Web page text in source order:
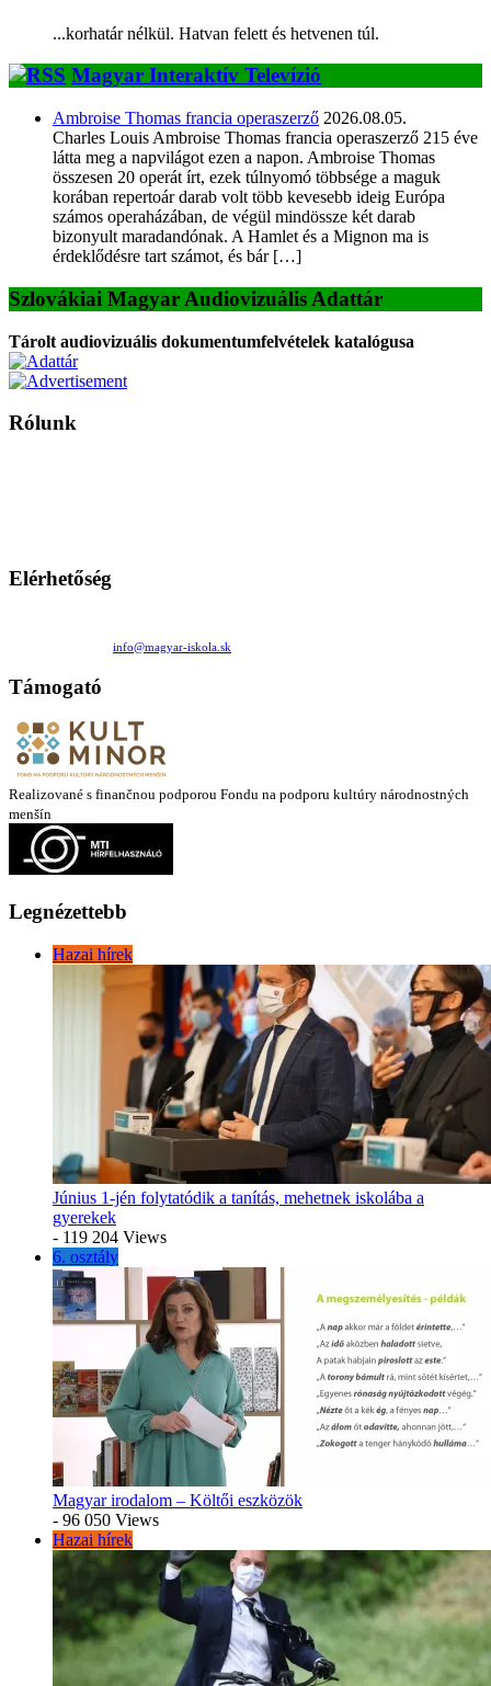
...korhatár nélkül. Hatvan felett és hetvenen túl.
Magyar Interaktív Televízió
Ambroise Thomas francia operaszerző 2026.08.05.
Charles Louis Ambroise Thomas francia operaszerző 215 éve
látta meg a napvilágot ezen a napon. Ambroise Thomas
összesen 20 operát írt, ezek túlnyomó többsége a maguk
korában repertoár darab volt több kevesebb ideig Európa
számos operaházában, de végül mindössze két darab
bizonyult maradandónak. A Hamlet és a Mignon ma is
érdeklődésre tart számot, és bár […]
Szlovákiai Magyar Audiovizuális Adattár
Tárolt audiovizuális dokumentumfelvételek katalógusa
Rólunk
Elérhetőség
info@magyar-iskola.sk
Támogató
Realizované s finančnou podporou Fondu na podporu kultúry národnostných
menšín
Legnézettebb
Hazai hírek
Június 1-jén folytatódik a tanítás, mehetnek iskolába a
gyerekek
- 119 204 Views
6. osztály
Magyar irodalom – Költői eszközök
- 96 050 Views
Hazai hírek